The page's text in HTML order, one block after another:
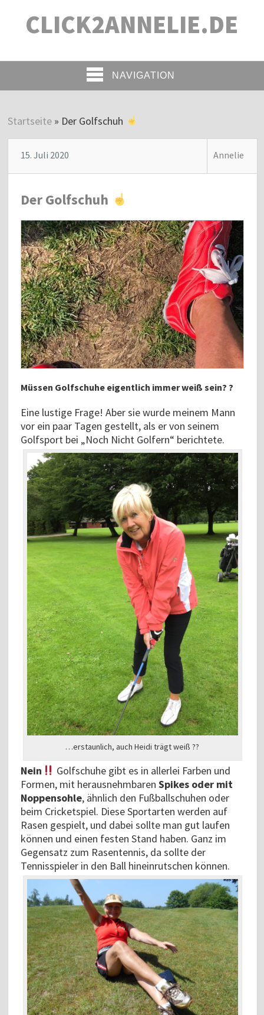
CLICK2ANNELIE.DE
NAVIGATION
Startseite » Der Golfschuh
15. Juli 2020 Annelie
Der Golfschuh
Müssen Golfschuhe eigentlich immer weiß sein? ?
Eine lustige Frage! Aber sie wurde meinem Mann
vor ein paar Tagen gestellt, als er von seinem
Golfsport bei „Noch Nicht Golfern“ berichtete.
…erstaunlich, auch Heidi trägt weiß ??
Nein
Golfschuhe gibt es in allerlei Farben und
Formen, mit herausnehmbarenSpikes oder mit
Noppensohle, ähnlich den Fußballschuhen oder
beim Cricketspiel. Diese Sportarten werden auf
Rasen gespielt, und dabei sollte man gut laufen
können und einen festen Stand haben. Ganz im
Gegensatz zum Rasentennis, da sollte der
Tennisspieler in den Ball hineinrutschen können.